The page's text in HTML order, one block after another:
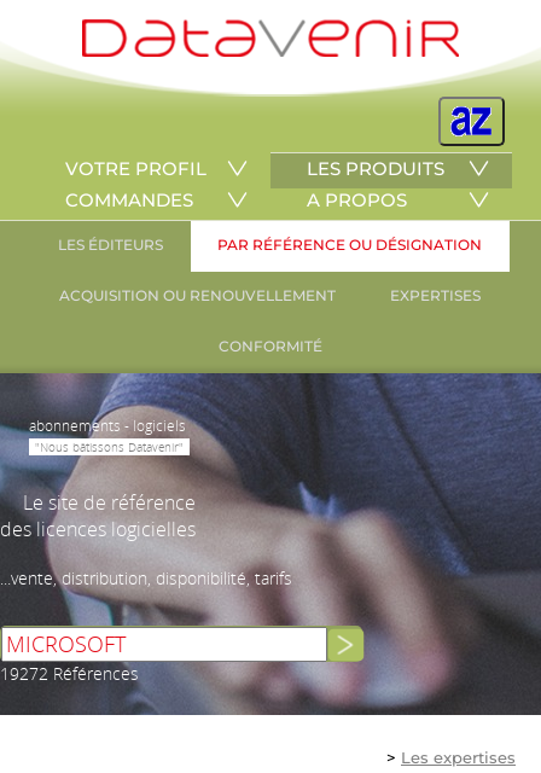
VOTRE PROFIL
LES PRODUITS
COMMANDES
A PROPOS
LES ÉDITEURS PAR RÉFÉRENCE OU DÉSIGNATION
ACQUISITION OU RENOUVELLEMENT EXPERTISES
CONFORMITÉ
abonnements - logiciels
"Nous bâtissons Datavenir"
Le site de référence
des licences logicielles
...vente, distribution, disponibilité, tarifs
19272 Références
> Les expertises